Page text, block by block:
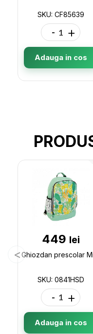
SKU: CF85639
- +
Adauga in cos
449 lei
SKU: 0841HSD
- +
Adauga in cos